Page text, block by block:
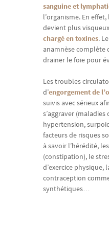
sanguine et
l’organisme. En effet,
devient plus
chargé en toxines.
anamnèse complète
drainer le foie pour
Les troubles
d’engorgement de
suivis avec sérieux
s’aggraver
hypertension,
facteurs de risques
à savoir l’hérédité,
(constipation), le
d’exercice physique,
contraception
synthétiques…